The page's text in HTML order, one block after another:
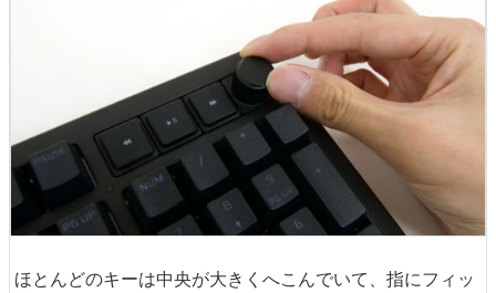
ほとんどのキーは中央が大きくへこんでいて、指にフィッ